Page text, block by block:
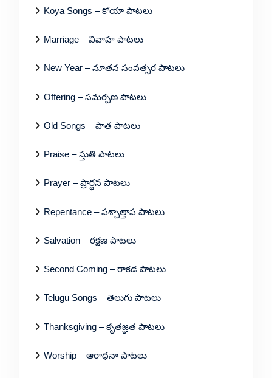
Koya Songs – కోయా పాటలు
Marriage – వివాహ పాటలు
New Year – నూతన సంవత్సర పాటలు
Offering – సమర్పణ పాటలు
Old Songs – పాత పాటలు
Praise – స్తుతి పాటలు
Prayer – ప్రార్థన పాటలు
Repentance – పశ్చాత్తాప పాటలు
Salvation – రక్షణ పాటలు
Second Coming – రాకడ పాటలు
Telugu Songs – తెలుగు పాటలు
Thanksgiving – కృతజ్ఞత పాటలు
Worship – ఆరాధనా పాటలు